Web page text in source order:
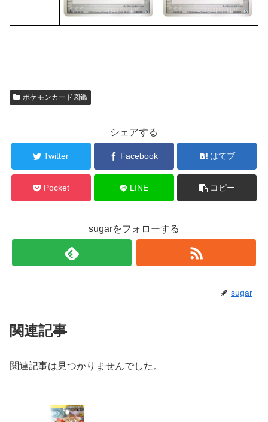
ポケモンカード図鑑
シェアする
Twitter Facebook はてブ
Pocket LINE コピー
sugarをフォローする
sugar
関連記事
関連記事は見つかりませんでした。